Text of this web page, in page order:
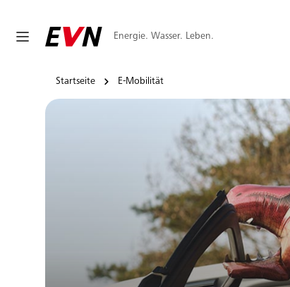
Energie. Wasser. Leben.
Startseite E-Mobilität